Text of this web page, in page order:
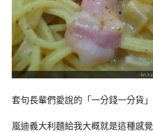
套句長輩們愛說的「一分錢一分貨」
嵐迪義大利麵給我大概就是這種感覺